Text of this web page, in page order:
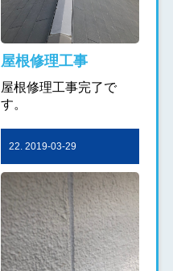
屋根修理工事
屋根修理工事完了で
す。
22. 2019-03-29